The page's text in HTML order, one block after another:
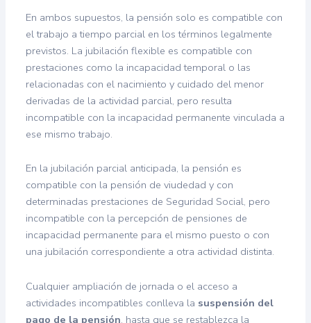
En ambos supuestos, la pensión solo es compatible con
el trabajo a tiempo parcial en los términos legalmente
previstos. La jubilación flexible es compatible con
prestaciones como la incapacidad temporal o las
relacionadas con el nacimiento y cuidado del menor
derivadas de la actividad parcial, pero resulta
incompatible con la incapacidad permanente vinculada a
ese mismo trabajo.
En la jubilación parcial anticipada, la pensión es
compatible con la pensión de viudedad y con
determinadas prestaciones de Seguridad Social, pero
incompatible con la percepción de pensiones de
incapacidad permanente para el mismo puesto o con
una jubilación correspondiente a otra actividad distinta.
Cualquier ampliación de jornada o el acceso a
actividades incompatibles conlleva la suspensión del
pago de la pensión, hasta que se restablezca la